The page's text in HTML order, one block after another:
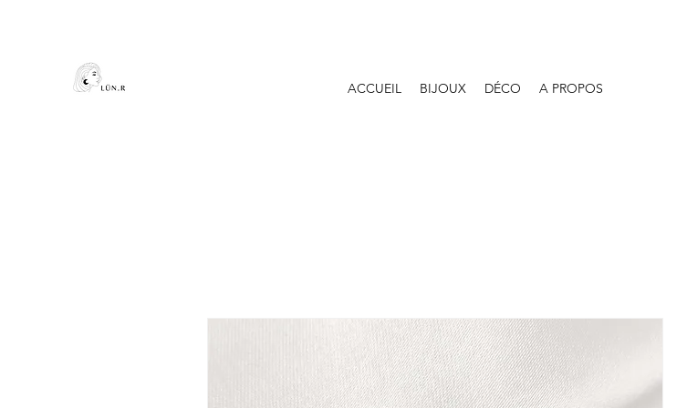
ACCUEIL BIJOUX DÉCO A PROPOS